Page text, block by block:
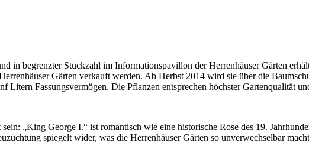
in begrenzter Stückzahl im Informationspavillon der Herrenhäuser Gärten
Gärten verkauft werden. Ab Herbst 2014 wird sie über die
Litern Fassungsvermögen. Die Pflanzen entsprechen höchster Gartenqualität
„King George I.“ ist romantisch wie eine historische Rose des 19.
spiegelt wider, was die Herrenhäuser Gärten so unverwechselbar